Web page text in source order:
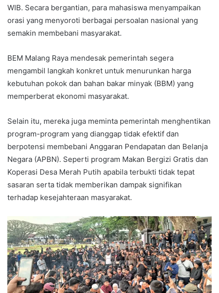
WIB. Secara bergantian, para mahasiswa menyampaikan
orasi yang menyoroti berbagai persoalan nasional yang
semakin membebani masyarakat.
BEM Malang Raya mendesak pemerintah segera
mengambil langkah konkret untuk menurunkan harga
kebutuhan pokok dan bahan bakar minyak (BBM) yang
memperberat ekonomi masyarakat.
Selain itu, mereka juga meminta pemerintah menghentikan
program-program yang dianggap tidak efektif dan
berpotensi membebani Anggaran Pendapatan dan Belanja
Negara (APBN). Seperti program Makan Bergizi Gratis dan
Koperasi Desa Merah Putih apabila terbukti tidak tepat
sasaran serta tidak memberikan dampak signifikan
terhadap kesejahteraan masyarakat.